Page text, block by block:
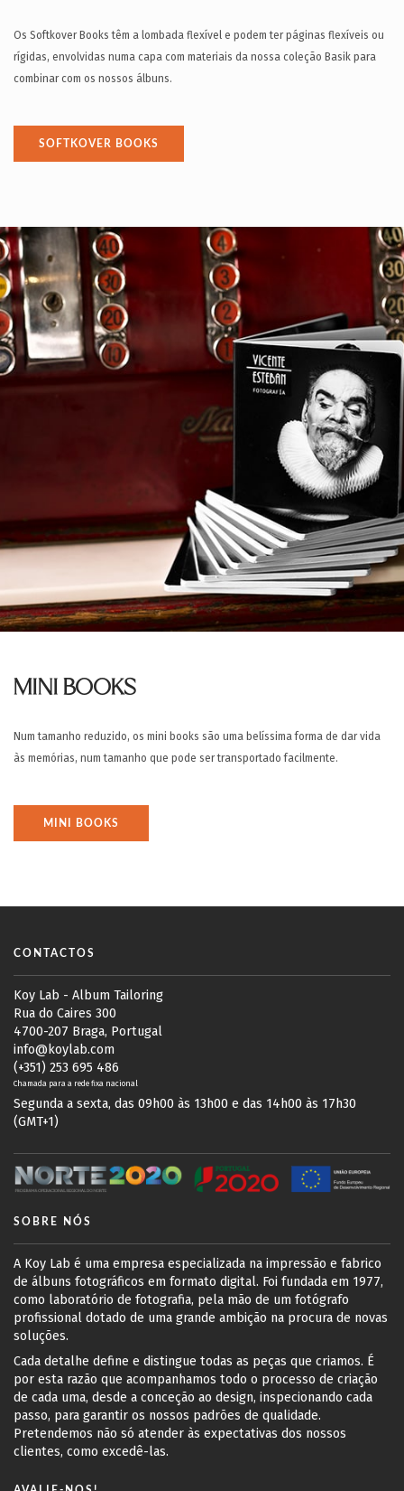
Os Softkover Books têm a lombada flexível e podem ter páginas flexíveis ou
rígidas, envolvidas numa capa com materiais da nossa coleção Basik para
combinar com os nossos álbuns.
SOFTKOVER BOOKS
MINI BOOKS
Num tamanho reduzido, os mini books são uma belíssima forma de dar vida
às memórias, num tamanho que pode ser transportado facilmente.
MINI BOOKS
CONTACTOS
Koy Lab - Album Tailoring
Rua do Caires 300
4700-207 Braga, Portugal
info@koylab.com
(+351) 253 695 486
Chamada para a rede fixa nacional
Segunda a sexta, das 09h00 às 13h00 e das 14h00 às 17h30
(GMT+1)
SOBRE NÓS
A Koy Lab é uma empresa especializada na impressão e fabrico
de álbuns fotográficos em formato digital. Foi fundada em 1977,
como laboratório de fotografia, pela mão de um fotógrafo
profissional dotado de uma grande ambição na procura de novas
soluções.
Cada detalhe define e distingue todas as peças que criamos. É
por esta razão que acompanhamos todo o processo de criação
de cada uma, desde a conceção ao design, inspecionando cada
passo, para garantir os nossos padrões de qualidade.
Pretendemos não só atender às expectativas dos nossos
clientes, como excedê-las.